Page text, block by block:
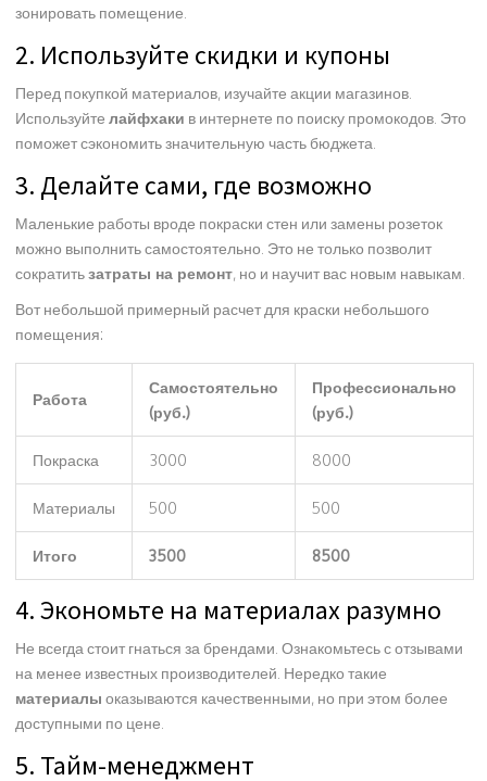
зонировать помещение.
2. Используйте скидки и купоны
Перед покупкой материалов, изучайте акции магазинов.
Используйте лайфхаки в интернете по поиску промокодов. Это
поможет сэкономить значительную часть бюджета.
3. Делайте сами, где возможно
Маленькие работы вроде покраски стен или замены розеток
можно выполнить самостоятельно. Это не только позволит
сократитьзатраты на ремонт, но и научит вас новым навыкам.
Вот небольшой примерный расчет для краски небольшого
помещения:
Работа
Самостоятельно
(руб.)
Профессионально
(руб.)
Покраска 3000 8000
Материалы 500 500
Итого 3500 8500
4. Экономьте на материалах разумно
Не всегда стоит гнаться за брендами. Ознакомьтесь с отзывами
на менее известных производителей. Нередко такие
материалы оказываются качественными, но при этом более
доступными по цене.
5. Тайм-менеджмент